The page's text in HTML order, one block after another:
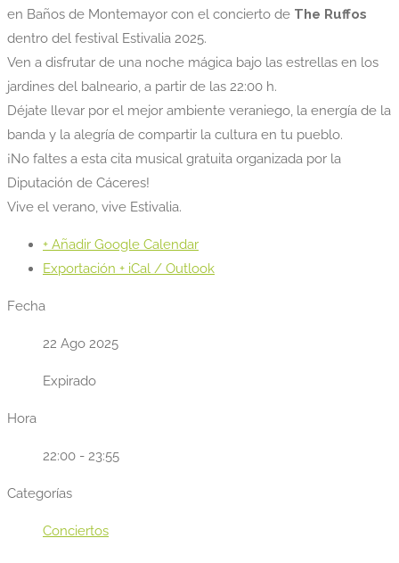
en Baños de Montemayor con el concierto de The Ruffos
dentro del festival Estivalia 2025.
Ven a disfrutar de una noche mágica bajo las estrellas en los
jardines del balneario, a partir de las 22:00 h.
Déjate llevar por el mejor ambiente veraniego, la energía de la
banda y la alegría de compartir la cultura en tu pueblo.
¡No faltes a esta cita musical gratuita organizada por la
Diputación de Cáceres!
Vive el verano, vive Estivalia.
+ Añadir Google Calendar
Exportación + iCal / Outlook
Fecha
22 Ago 2025
Expirado
Hora
22:00 - 23:55
Categorías
Conciertos